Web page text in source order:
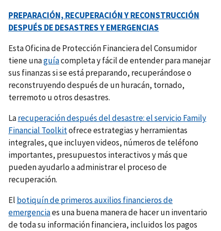
PREPARACIÓN, RECUPERACIÓN Y RECONSTRUCCIÓN
DESPUÉS DE DESASTRES Y EMERGENCIAS
Esta Oficina de Protección Financiera del Consumidor
tiene unaguíacompleta y fácil de entender para manejar
sus finanzas si se está preparando, recuperándose o
reconstruyendo después de un huracán, tornado,
terremoto u otros desastres.
Larecuperación después del desastre: el servicio Family
Financial Toolkitofrece estrategias y herramientas
integrales, que incluyen videos, números de teléfono
importantes, presupuestos interactivos y más que
pueden ayudarlo a administrar el proceso de
recuperación.
El botiquín de primeros auxilios financieros de
emergenciaes una buena manera de hacer un inventario
de toda su información financiera, incluidos los pagos